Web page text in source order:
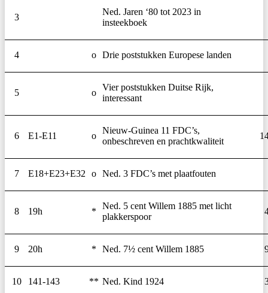
3
Ned. Jaren ‘80 tot 2023 in
insteekboek
4 o Drie poststukken Europese landen
5 o
Vier poststukken Duitse Rijk,
interessant
6 E1-E11 o
Nieuw-Guinea 11 FDC’s,
onbeschreven en prachtkwaliteit
7 E18+E23+E32 o Ned. 3 FDC’s met plaatfouten
8 19h *
Ned. 5 cent Willem 1885 met licht
plakkerspoor
9 20h * Ned. 7½ cent Willem 1885
10 141-143 ** Ned. Kind 1924